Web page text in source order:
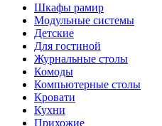
Шкафы рамир
Модульные системы
Детские
Для гостиной
Журнальные столы
Комоды
Компьютерные столы
Кровати
Кухни
Прихожие